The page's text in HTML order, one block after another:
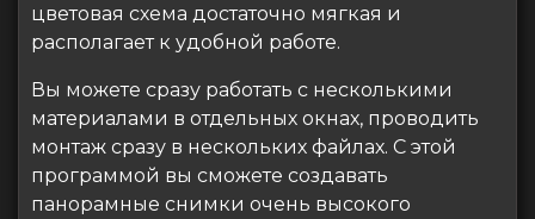
цветовая схема достаточно мягкая и
располагает к удобной работе.
Вы можете сразу работать с несколькими
материалами в отдельных окнах, проводить
монтаж сразу в нескольких файлах. С этой
программой вы сможете создавать
панорамные снимки очень высокого